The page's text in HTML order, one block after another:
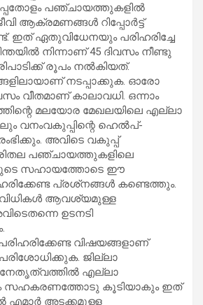
പഞ്ചായത്തുകളിൽ
ആക്രമണങ്ങൾ റിപ്പോർട്ട്
ഇത് ഏതുവിധേനയും പരിഹരിച്ചേ
നിന്നാണ് 45 ദിവസം നീണ്ടു
രൂപം നൽകിയത്.
നടപ്പാക്കുക. ഓരോ
വീതമാണ് കാലാവധി. ഒന്നാം
മലയോര മേഖലയിലെ എല്ലാ
വനംവകുപ്പിന്റെ ഹെൽപ്-
അവിടെ വകുപ്പ്
പഞ്ചായത്തുകളിലെ
സഹായത്തോടെ ഈ
പ്രശ്‌നങ്ങൾ കണ്ടെത്തും.
ആവശ്യമുള്ള
ഉടനടി
വിഷയങ്ങളാണ്
ജില്ലാ
നേതൃത്വത്തിൽ എല്ലാ
സഹകരണത്തോടു കൂടിയാകും ഇത്
എമാർ അടക്കമുള്ള